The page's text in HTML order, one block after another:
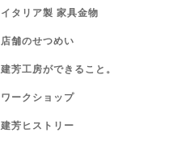
イタリア製 家具金物
店舗のせつめい
建芳工房ができること。
ワークショップ
建芳ヒストリー